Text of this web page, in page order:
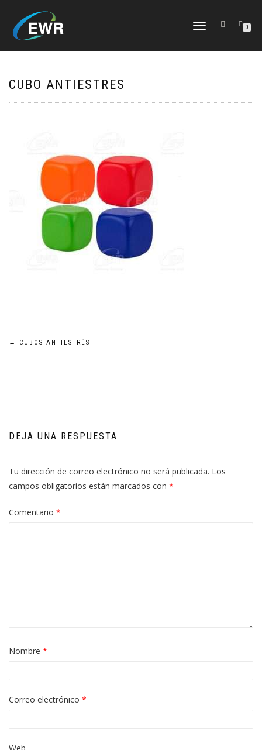
CAMBIAR
0
CUBO ANTIESTRES
Navegación
← CUBOS ANTIESTRÉS
DEJA UNA RESPUESTA
Tu dirección de correo electrónico no será publicada. Los
campos obligatorios están marcados con *
Comentario *
Nombre *
Correo electrónico *